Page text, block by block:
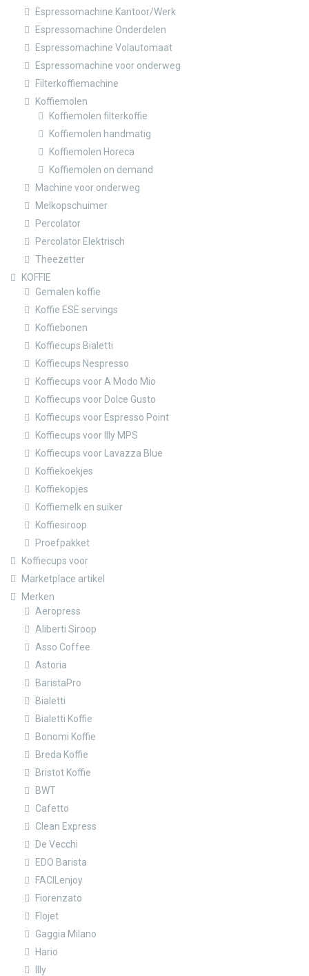
Espressomachine Kantoor/Werk
Espressomachine Onderdelen
Espressomachine Volautomaat
Espressomachine voor onderweg
Filterkoffiemachine
Koffiemolen
Koffiemolen filterkoffie
Koffiemolen handmatig
Koffiemolen Horeca
Koffiemolen on demand
Machine voor onderweg
Melkopschuimer
Percolator
Percolator Elektrisch
Theezetter
KOFFIE
Gemalen koffie
Koffie ESE servings
Koffiebonen
Koffiecups Bialetti
Koffiecups Nespresso
Koffiecups voor A Modo Mio
Koffiecups voor Dolce Gusto
Koffiecups voor Espresso Point
Koffiecups voor Illy MPS
Koffiecups voor Lavazza Blue
Koffiekoekjes
Koffiekopjes
Koffiemelk en suiker
Koffiesiroop
Proefpakket
Koffiecups voor
Marketplace artikel
Merken
Aeropress
Aliberti Siroop
Asso Coffee
Astoria
BaristaPro
Bialetti
Bialetti Koffie
Bonomi Koffie
Breda Koffie
Bristot Koffie
BWT
Cafetto
Clean Express
De Vecchi
EDO Barista
FACILenjoy
Fiorenzato
Flojet
Gaggia Milano
Hario
Illy